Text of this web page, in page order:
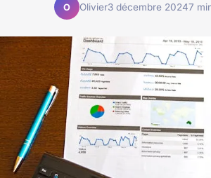
O Olivier3 décembre 20247